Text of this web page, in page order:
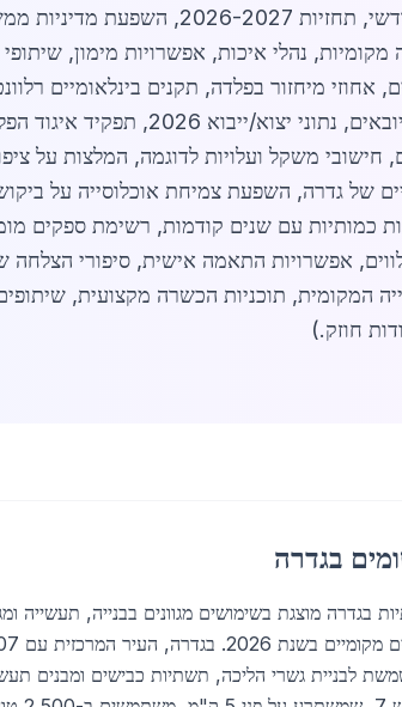
ניתוח ביקוש חודשי,
מקומיים מול מיובאים,
חישובי משקל ועלויות לדוגמה, המלצות על
כמותיות עם שנים קודמות, רשימת
אפשרויות התאמה אישית, סיפורי
המקומית, תוכניות הכשרה מקצועית,
חוזק.)
בגדרה
בגדרה מוצגת בשימושים מגוונים בבנייה, תעשייה
עם דגש על
לבניית גשרי הליכה, תשתיות כבישים ומבנים